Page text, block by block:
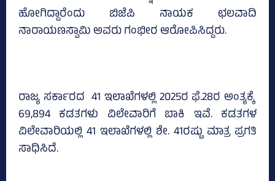
ಹೋಗಿದ್ದಾರೆಂದು ಬಿಜೆಪಿ ನಾಯಕ ಛಲವಾದಿ
ನಾರಾಯಣಸ್ವಾಮಿ ಅವರು ಗಂಭೀರ ಆರೋಪಿಸಿದ್ದರು.
ರಾಜ್ಯ ಸರ್ಕಾರದ 41 ಇಲಾಖೆಗಳಲ್ಲಿ 2025ರ ಫೆ.28ರ ಅಂತ್ಯಕ್ಕೆ
69,894 ಕಡತಗಳು ವಿಲೇವಾರಿಗೆ ಬಾಕಿ ಇವೆ. ಕಡತಗಳ
ವಿಲೇವಾರಿಯಲ್ಲಿ 41 ಇಲಾಖೆಗಳಲ್ಲಿ ಶೇ. 41ರಷ್ಟು ಮಾತ್ರ ಪ್ರಗತಿ
ಸಾಧಿಸಿದೆ.